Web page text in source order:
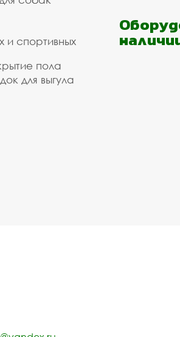
и спортивных
пола
для выгула